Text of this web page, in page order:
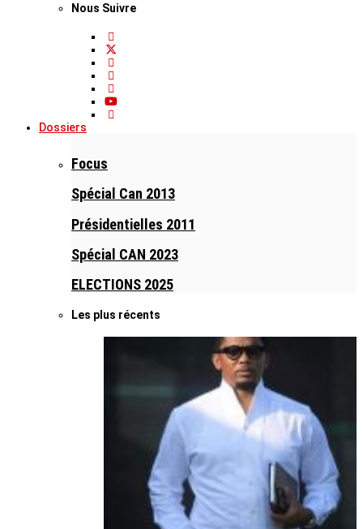
Nous Suivre
Dossiers
Focus
Spécial Can 2013
Présidentielles 2011
Spécial CAN 2023
ELECTIONS 2025
Les plus récents